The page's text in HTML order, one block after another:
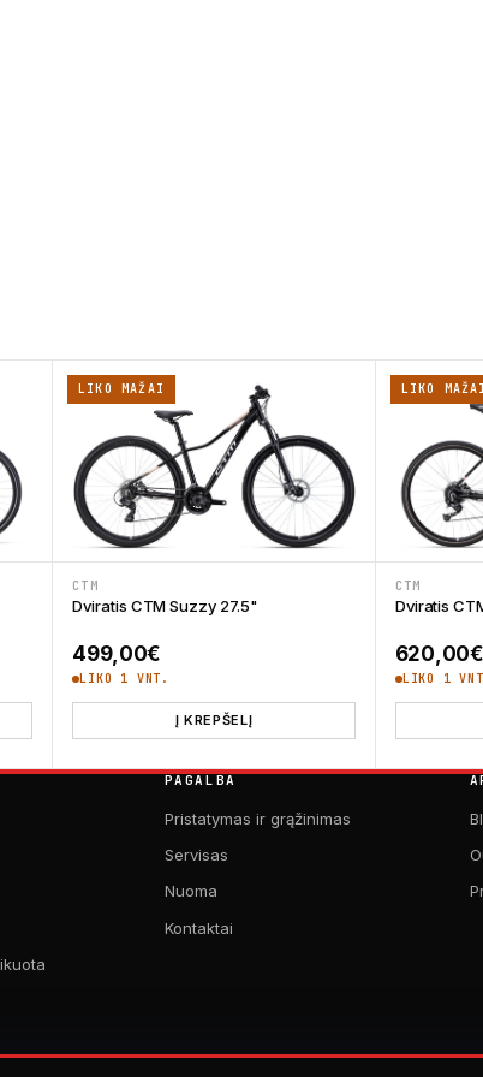
LIKO MAŽAI
CTM
Dviratis CTM Suzzy 27.5"
499,00€
LIKO 1 VNT.
Į KREPŠELĮ
LIKO
CTM
Dviratis
620,00€
LIKO 1
PAGALBA
Pristatymas ir grąžinimas
Servisas
Nuoma
Kontaktai